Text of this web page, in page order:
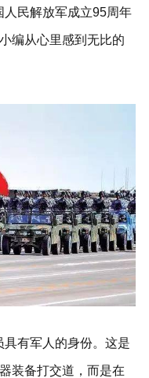
民解放军成立95周年
编从心里感到无比的
有军人的身份。这是
装备打交道，而是在